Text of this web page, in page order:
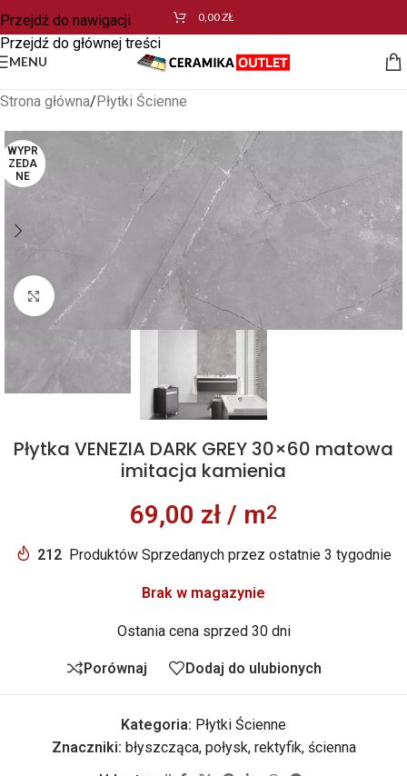
Przejdź do nawigacji
Przejdź do głównej treści
0,00ZŁ
MENU
Strona główna/Płytki Ścienne
WYPR
ZEDA
NE
Kliknij aby powiększyć
Płytka VENEZIA DARK GREY 30×60 matowa
imitacja kamienia
69,00 zł / m2
212 Produktów Sprzedanych przez ostatnie 3 tygodnie
Brak w magazynie
Ostania cena sprzed 30 dni
Porównaj Dodaj do ulubionych
Kategoria: Płytki Ścienne
Znaczniki: błyszcząca, połysk, rektyfik, ścienna